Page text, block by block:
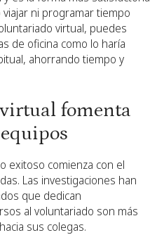
ni programar tiempo
virtual, puedes
de oficina como lo haría
ahorrando tiempo y
fomenta
exitoso comienza con el
Las investigaciones han
que dedican
al voluntariado son más
hacia sus colegas.